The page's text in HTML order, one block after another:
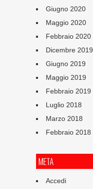
Giugno 2020
Maggio 2020
Febbraio 2020
Dicembre 2019
Giugno 2019
Maggio 2019
Febbraio 2019
Luglio 2018
Marzo 2018
Febbraio 2018
META
Accedi